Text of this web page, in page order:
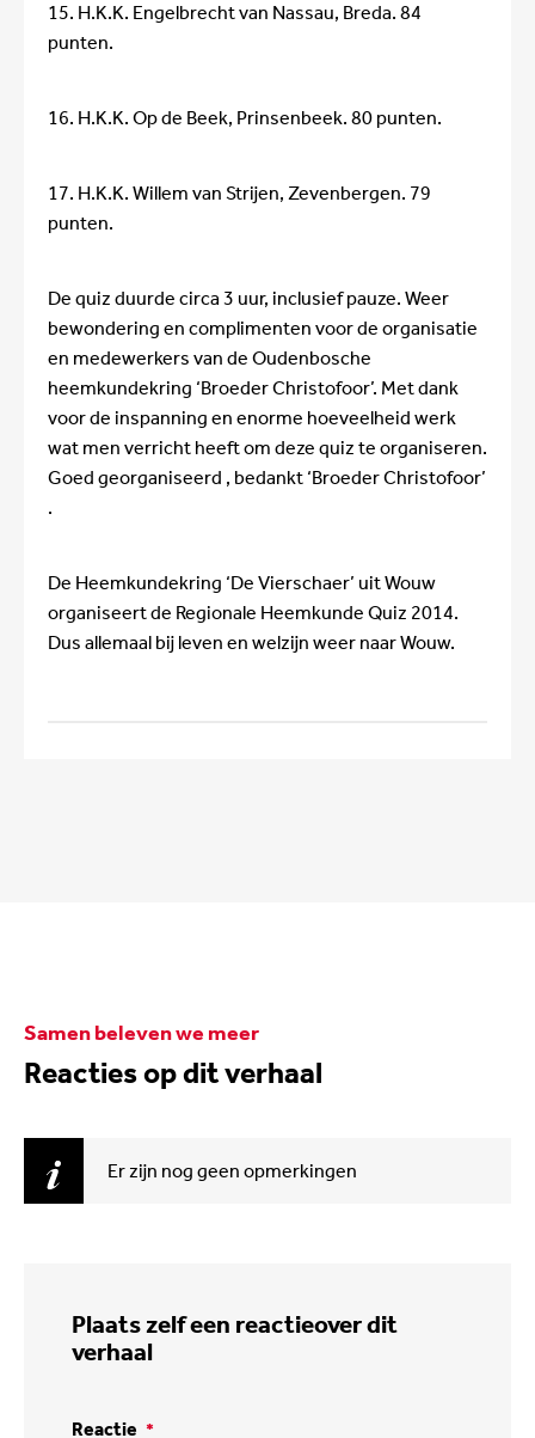
15. H.K.K. Engelbrecht van Nassau, Breda. 84
punten.
16. H.K.K. Op de Beek, Prinsenbeek. 80 punten.
17. H.K.K. Willem van Strijen, Zevenbergen. 79
punten.
De quiz duurde circa 3 uur, inclusief pauze. Weer
bewondering en complimenten voor de organisatie
en medewerkers van de Oudenbosche
heemkundekring ‘Broeder Christofoor’. Met dank
voor de inspanning en enorme hoeveelheid werk
wat men verricht heeft om deze quiz te organiseren.
Goed georganiseerd , bedankt ‘Broeder Christofoor’
.
De Heemkundekring ‘De Vierschaer’ uit Wouw
organiseert de Regionale Heemkunde Quiz 2014.
Dus allemaal bij leven en welzijn weer naar Wouw.
Samen beleven we meer
Reacties op dit verhaal
Er zijn nog geen opmerkingen
Plaats zelf een reactieover dit
verhaal
Reactie *